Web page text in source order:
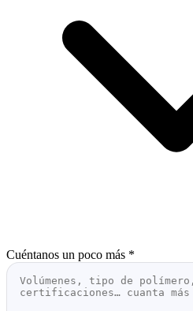
Cuéntanos un poco más *